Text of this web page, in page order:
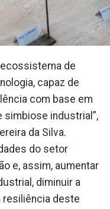
de
capaz de
com base em
industrial”,
da Silva.
do setor
e, assim, aumentar
diminuir a
resiliência deste